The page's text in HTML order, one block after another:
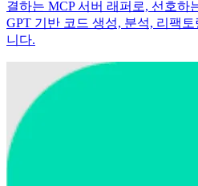
결하는 MCP 서버 래퍼로, 선호하
GPT 기반 코드 생성, 분석, 리팩
니다.